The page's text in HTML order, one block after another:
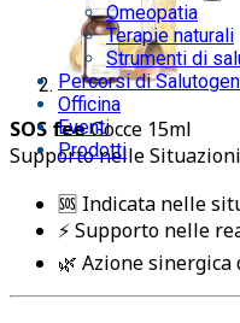
Omeopatia
Terapie naturali
Strumenti di
Percorsi di
Officina
Eventi
Prodotti
SOS feeGocce 15ml
Supporto nelle
🆘 Indicata nelle
⚡ Supporto nelle
🌿 Azione sinergica